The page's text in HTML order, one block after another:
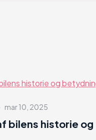
mar 10, 2025
bilens historie og